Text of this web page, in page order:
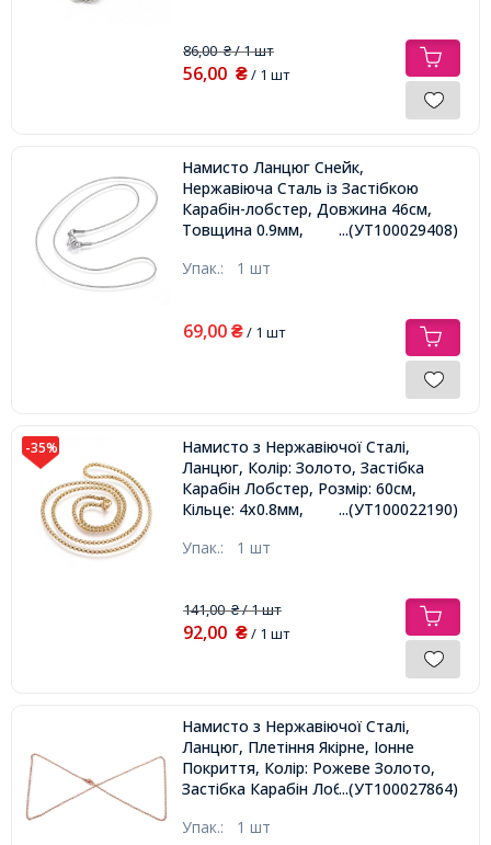
86,00₴/ 1 шт
56,00 ₴/ 1 шт
Намисто Ланцюг Снейк,
Нержавіюча Сталь із Застібкою
Карабін-лобстер, Довжина 46см,
Товщина 0.9мм,
...(УТ100029408)
Упак.: 1 шт
69,00 ₴/ 1 шт
-35%
Намисто з Нержавіючої Сталі,
Ланцюг, Колір: Золото, Застібка
Карабін Лобстер, Розмір: 60см,
Кільце: 4x0.8мм,
...(УТ100022190)
Упак.: 1 шт
141,00₴/ 1 шт
92,00 ₴/ 1 шт
Намисто з Нержавіючої Сталі,
Ланцюг, Плетіння Якірне, Іонне
Покриття, Колір: Рожеве Золото,
Застібка Карабін Лобстер, Розмір:
...(УТ100027864)
Упак.: 1 шт